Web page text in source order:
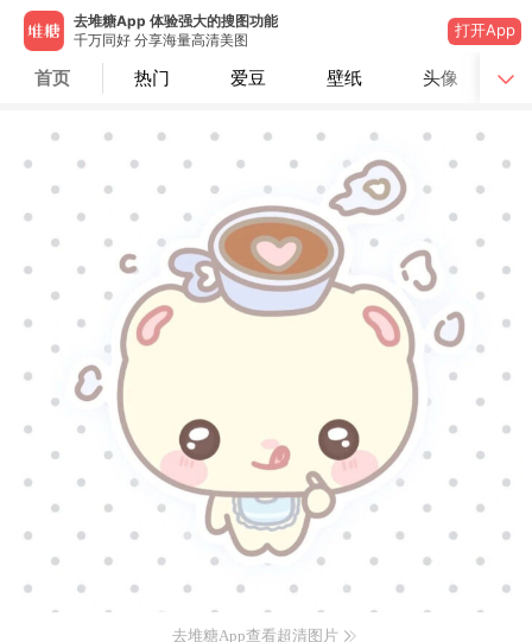
去堆糖App 体验强大的搜图功能
千万同好 分享海量高清美图
打开App
首页 热门 爱豆 壁纸 头像
去堆糖App查看超清图片